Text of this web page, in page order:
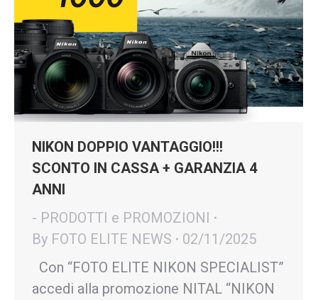
NIKON DOPPIO VANTAGGIO!!!
SCONTO IN CASSA + GARANZIA 4
ANNI
- PRODOTTI e PROMOZIONI
By FOTO ELITE NEWS
02/11/2025
Con “FOTO ELITE NIKON SPECIALIST”
accedi alla promozione NITAL “NIKON